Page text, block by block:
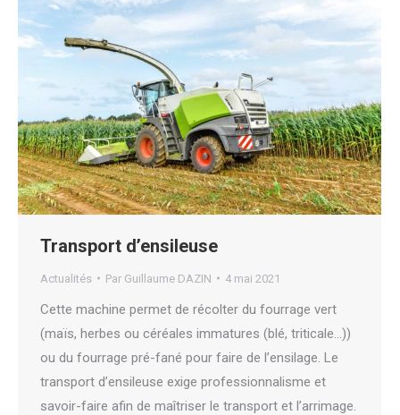
Transport d’ensileuse
Actualités Par Guillaume DAZIN 4 mai 2021
Cette machine permet de récolter du fourrage vert
(maïs, herbes ou céréales immatures (blé, triticale…))
ou du fourrage pré-fané pour faire de l’ensilage. Le
transport d’ensileuse exige professionnalisme et
savoir-faire afin de maîtriser le transport et l’arrimage.